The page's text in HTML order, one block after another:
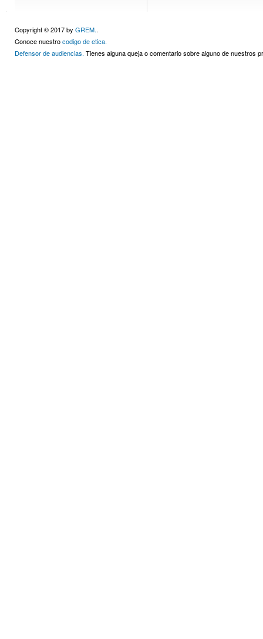
Copyright © 2017 by GREM..
Conoce nuestrocodigo de etica.
Defensor de audiencias. Tienes alguna queja o comentario sobre alguno de nuestros